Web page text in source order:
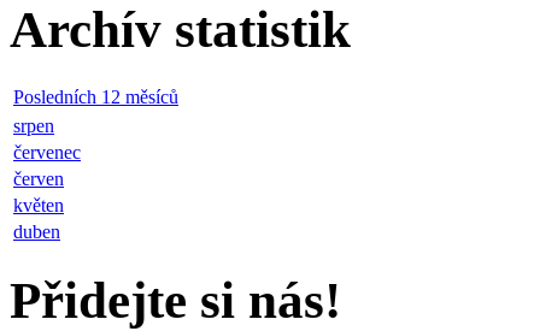
Archív statistik
Posledních 12 měsíců
srpen
červenec
červen
květen
duben
Přidejte si nás!